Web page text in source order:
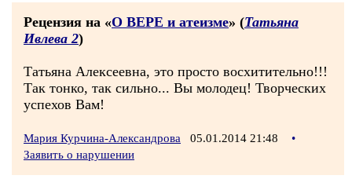
Рецензия на «О ВЕРЕ и атеизме» (Татьяна
Ивлева 2)
Татьяна Алексеевна, это просто восхитительно!!!
Так тонко, так сильно... Вы молодец! Творческих
успехов Вам!
Мария Курчина-Александрова 05.01.2014 21:48
•
Заявить о нарушении